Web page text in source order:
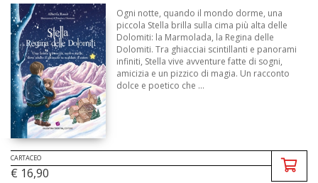
Ogni notte, quando il mondo dorme, una
piccola Stella brilla sulla cima più alta delle
Dolomiti: la Marmolada, la Regina delle
Dolomiti. Tra ghiacciai scintillanti e panorami
infiniti, Stella vive avventure fatte di sogni,
amicizia e un pizzico di magia. Un racconto
dolce e poetico che ...
CARTACEO
€ 16,90